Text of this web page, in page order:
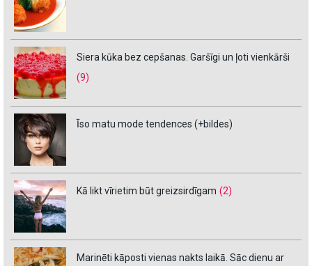
Siera kūka bez cepšanas. Garšīgi un ļoti vienkārši
(9)
Īso matu mode tendences (+bildes)
Kā likt vīrietim būt greizsirdīgam (2)
Marinēti kāposti vienas nakts laikā. Sāc dienu ar